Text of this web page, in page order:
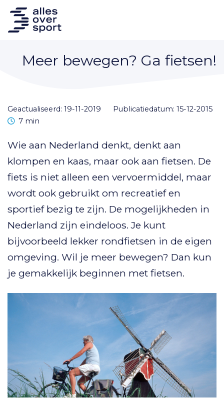
Meer bewegen? Ga fietsen!
Geactualiseerd: 19-11-2019
Publicatiedatum: 15-12-2015
Leestijd
7 min
Wie aan Nederland denkt, denkt aan
klompen en kaas, maar ook aan fietsen. De
fiets is niet alleen een vervoermiddel, maar
wordt ook gebruikt om recreatief en
sportief bezig te zijn. De mogelijkheden in
Nederland zijn eindeloos. Je kunt
bijvoorbeeld lekker rondfietsen in de eigen
omgeving. Wil je meer bewegen? Dan kun
je gemakkelijk beginnen met fietsen.